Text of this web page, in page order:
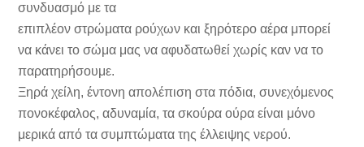
συνδυασμό με τα
επιπλέον στρώματα ρούχων και ξηρότερο αέρα μπορεί
να κάνει το σώμα μας να αφυδατωθεί χωρίς καν να το
παρατηρήσουμε.
Ξηρά χείλη, έντονη απολέπιση στα πόδια, συνεχόμενος
πονοκέφαλος, αδυναμία, τα σκούρα ούρα είναι μόνο
μερικά από τα συμπτώματα της έλλειψης νερού.